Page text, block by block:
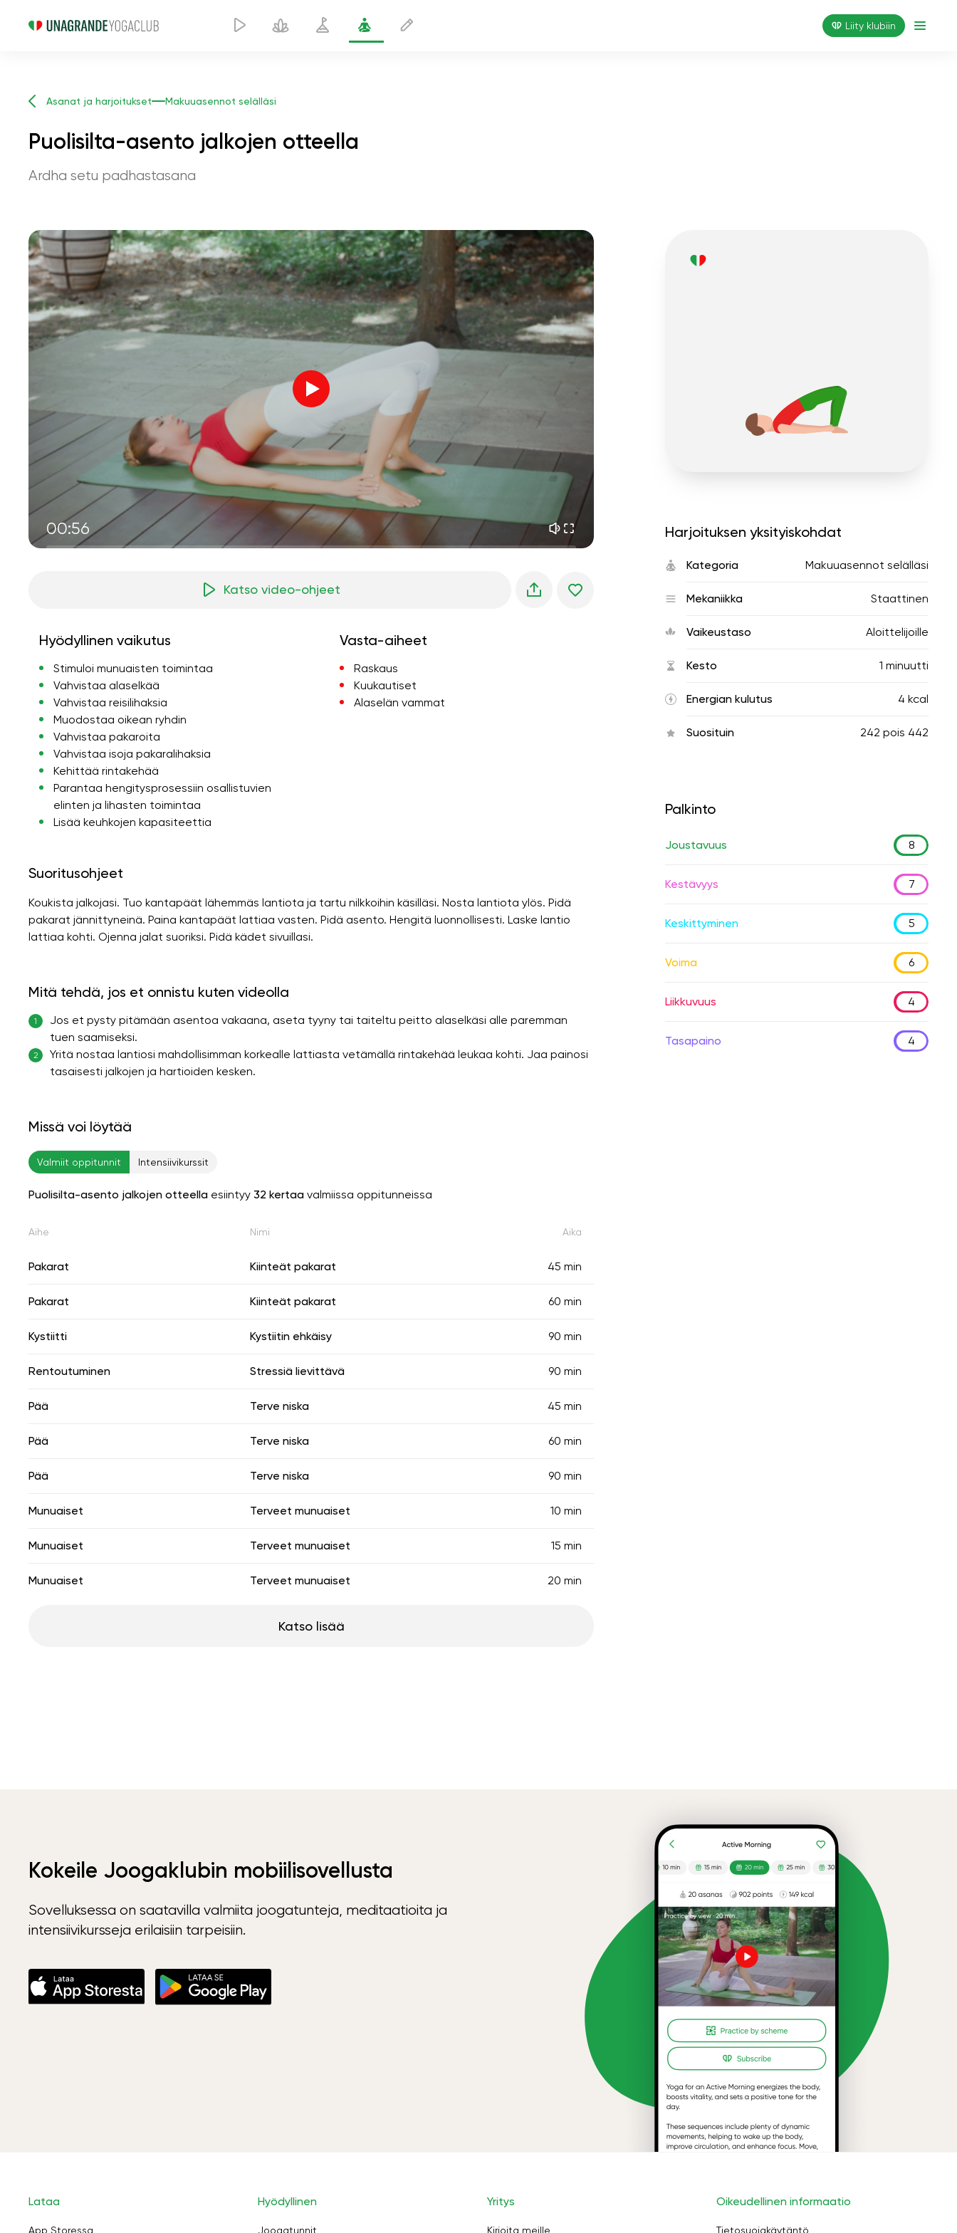
Liity klubiin
Asanat ja harjoitukset Makuuasennot selälläsi
Puolisilta-asento jalkojen otteella
Ardha setu padhastasana
00:56
Ohjaajan ääni
sielun lento 01:44
sisäinen rauha 01:27
aamun unelmat 01:34
kesäsade
vuoren hiljaisuus
merituuli 02:00
tuulen ääni
kevätmetsä 02:00
Katso video-ohjeet
Hyödyllinen vaikutus
Stimuloi munuaisten toimintaa
Vahvistaa alaselkää
Vahvistaa reisilihaksia
Muodostaa oikean ryhdin
Vahvistaa pakaroita
Vahvistaa isoja pakaralihaksia
Kehittää rintakehää
Parantaa hengitysprosessiin osallistuvien
elinten ja lihasten toimintaa
Lisää keuhkojen kapasiteettia
Vasta-aiheet
Raskaus
Kuukautiset
Alaselän vammat
Suoritusohjeet
Koukista jalkojasi. Tuo kantapäät lähemmäs lantiota ja tartu nilkkoihin käsilläsi. Nosta lantiota ylös. Pidä
pakarat jännittyneinä. Paina kantapäät lattiaa vasten. Pidä asento. Hengitä luonnollisesti. Laske lantio
lattiaa kohti. Ojenna jalat suoriksi. Pidä kädet sivuillasi.
Mitä tehdä, jos et onnistu kuten videolla
1
Jos et pysty pitämään asentoa vakaana, aseta tyyny tai taiteltu peitto alaselkäsi alle paremman
tuen saamiseksi.
2
Yritä nostaa lantiosi mahdollisimman korkealle lattiasta vetämällä rintakehää leukaa kohti. Jaa painosi
tasaisesti jalkojen ja hartioiden kesken.
Missä voi löytää
Valmiit oppitunnit Intensiivikurssit
Puolisilta-asento jalkojen otteella esiintyy 32 kertaa valmiissa oppitunneissa
Aihe Nimi Aika
Pakarat Kiinteät pakarat 45 min
Pakarat Kiinteät pakarat 60 min
Kystiitti Kystiitin ehkäisy 90 min
Rentoutuminen Stressiä lievittävä 90 min
Pää Terve niska 45 min
Pää Terve niska 60 min
Pää Terve niska 90 min
Munuaiset Terveet munuaiset 10 min
Munuaiset Terveet munuaiset 15 min
Munuaiset Terveet munuaiset 20 min
Katso lisää
Harjoituksen yksityiskohdat
Kategoria Makuuasennot selälläsi
Mekaniikka Staattinen
Vaikeustaso Aloittelijoille
Kesto 1 minuutti
Energian kulutus 4 kcal
Suosituin 242 pois 442
Palkinto
Joustavuus 8
Kestävyys 7
Keskittyminen 5
Voima 6
Liikkuvuus 4
Tasapaino 4
Kokeile Joogaklubin mobiilisovellusta
Sovelluksessa on saatavilla valmiita joogatunteja, meditaatioita ja
intensiivikursseja erilaisiin tarpeisiin.
Lataa
App Storessa
Hyödyllinen
Joogatunnit
Yritys
Kirjoita meille
Oikeudellinen informaatio
Tietosuojakäytäntö